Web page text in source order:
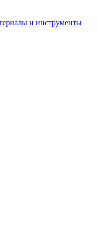
и инструменты